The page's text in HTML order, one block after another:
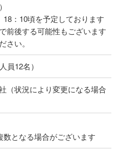
：10頃を予定しております
前後する可能性もございます
さい。
員12名）
（状況により変更になる場合
数となる場合がございます